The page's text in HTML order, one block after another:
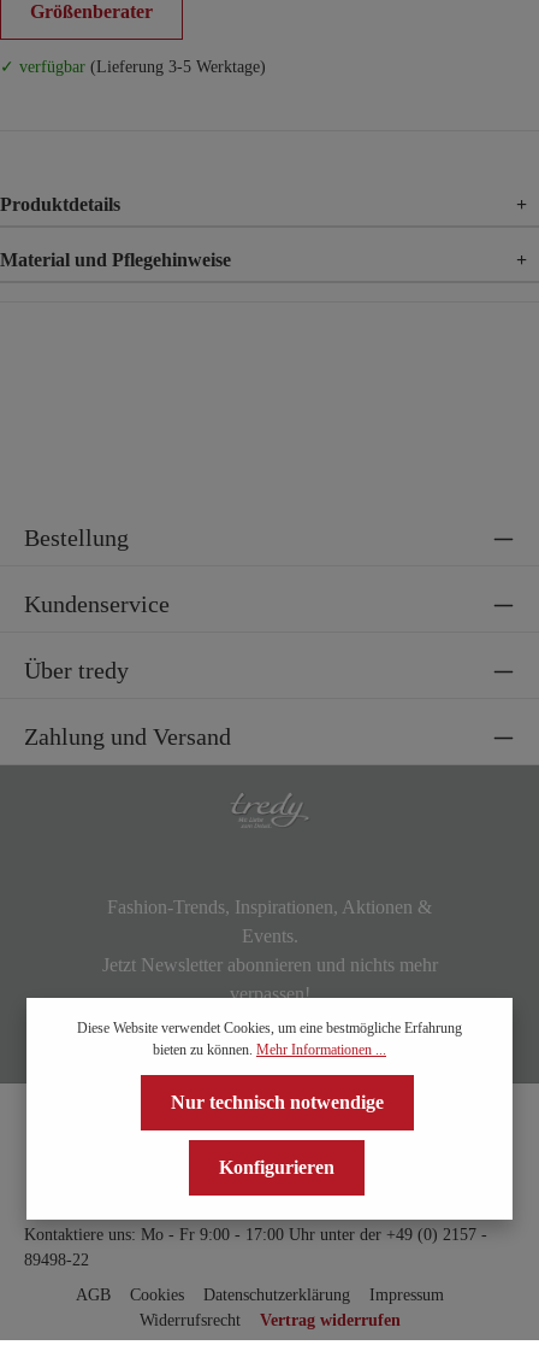
Größenberater
✓ verfügbar (Lieferung 3-5 Werktage)
Produktdetails +
Material und Pflegehinweise +
Bestellung
Kundenservice
Über tredy
Zahlung und Versand
Fashion-Trends, Inspirationen, Aktionen &
Events.
Jetzt Newsletter abonnieren und nichts mehr
verpassen!
Kontaktiere uns: Mo - Fr 9:00 - 17:00 Uhr unter der +49 (0) 2157 -
89498-22
AGB
Cookies Datenschutzerklärung
Impressum
Widerrufsrecht
Vertrag widerrufen
Diese Website verwendet Cookies, um eine bestmögliche Erfahrung
bieten zu können. Mehr Informationen ...
Nur technisch notwendige
Konfigurieren